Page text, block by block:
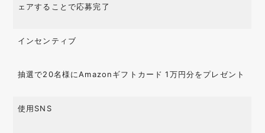
ェアすることで応募完了
インセンティブ
抽選で20名様にAmazonギフトカード 1万円分をプレゼント
使用SNS